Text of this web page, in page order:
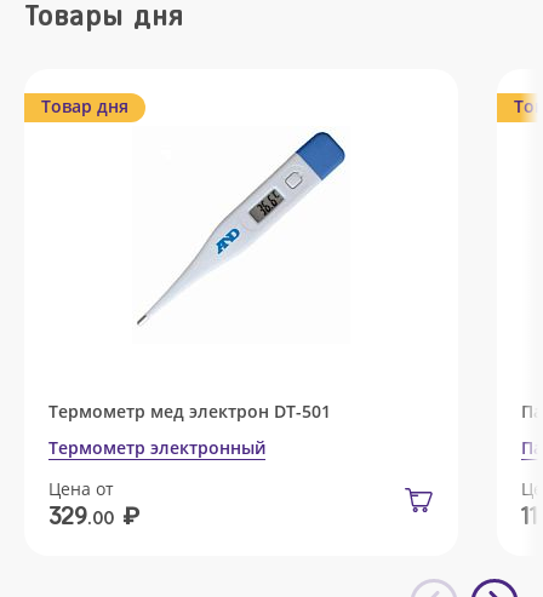
Товары дня
Товар дня
Термометр мед электрон DT-501
Термометр электронный
Цена от
329.00 ₽ 11